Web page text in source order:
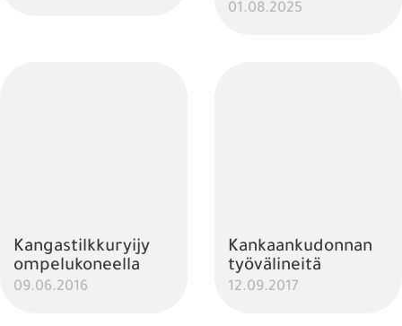
01.08.2025
Kangastilkkuryijy
ompelukoneella
09.06.2016
Kankaankudonnan
työvälineitä
12.09.2017